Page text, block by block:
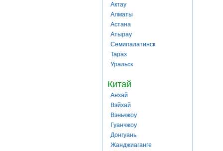
Актау
Алматы
Астана
Атырау
Семипалатинск
Тараз
Уральск
Китай
Анхай
Вэйхай
Вэньчжоу
Гуанчжоу
Донгуань
Жанджиаганге